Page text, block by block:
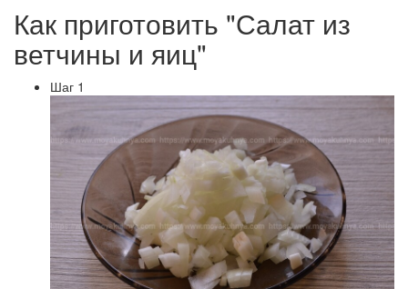
Как приготовить "Салат из
ветчины и яиц"
Шаг 1